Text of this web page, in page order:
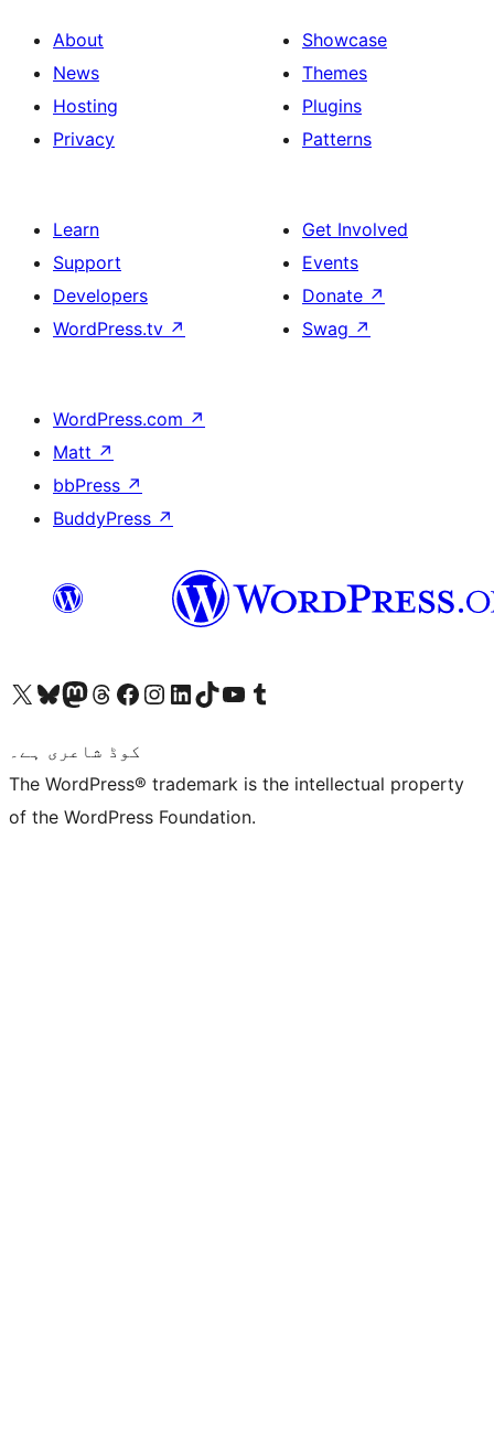
About
News
Hosting
Privacy
Showcase
Themes
Plugins
Patterns
Learn
Support
Developers
WordPress.tv ↗
Get Involved
Events
Donate ↗
Swag ↗
WordPress.com ↗
Matt ↗
bbPress ↗
BuddyPress ↗
Visit our X (formerly Twitter) account
ہمارے بلیواسکائی اکاؤنٹ پر جائیں
Visit our Mastodon account
ہمارے ٹھریڈز اکاؤنٹ پر جائیں
Visit our Facebook page
Visit our Instagram account
Visit our LinkedIn account
ہمارے ٹک ٹاک اکاؤنٹ پر جائیں
Visit our YouTube channel
ہمارے ٹمبلر اکاؤنٹ پر جائیں
کوڈ شاعری ہے۔
The WordPress® trademark is the intellectual property
of the WordPress Foundation.